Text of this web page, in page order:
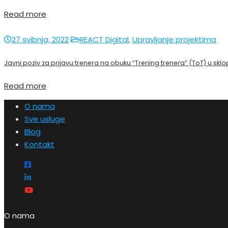
Read more
27 svibnja, 2022 REACT Digital,Upravljanje projektima
Javni poziv za prijavu trenera na obuku “Trening trenera” (ToT) u
Read more
O nama
Sve usluge
Blog
Kontakt
O nama